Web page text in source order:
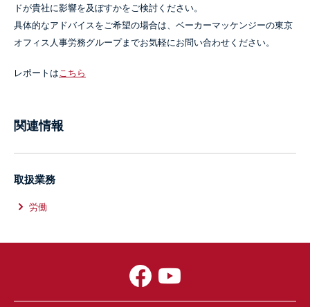
ドが貴社に影響を及ぼすかをご検討ください。
具体的なアドバイスをご希望の場合は、ベーカーマッケンジーの東京
オフィス人事労務グループまでお気軽にお問い合わせください。
レポートはこちら
関連情報
取扱業務
労働